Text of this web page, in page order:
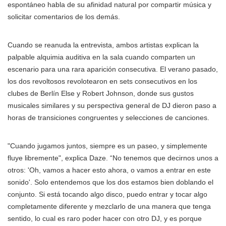
espontáneo habla de su afinidad natural por compartir música y
solicitar comentarios de los demás.
Cuando se reanuda la entrevista, ambos artistas explican la
palpable alquimia auditiva en la sala cuando comparten un
escenario para una rara aparición consecutiva. El verano pasado,
los dos revoltosos revolotearon en sets consecutivos en los
clubes de Berlín Else y Robert Johnson, donde sus gustos
musicales similares y su perspectiva general de DJ dieron paso a
horas de transiciones congruentes y selecciones de canciones.
"Cuando jugamos juntos, siempre es un paseo, y simplemente
fluye libremente", explica Daze. “No tenemos que decirnos unos a
otros: 'Oh, vamos a hacer esto ahora, o vamos a entrar en este
sonido'. Solo entendemos que los dos estamos bien doblando el
conjunto. Si está tocando algo disco, puedo entrar y tocar algo
completamente diferente y mezclarlo de una manera que tenga
sentido, lo cual es raro poder hacer con otro DJ, y es porque